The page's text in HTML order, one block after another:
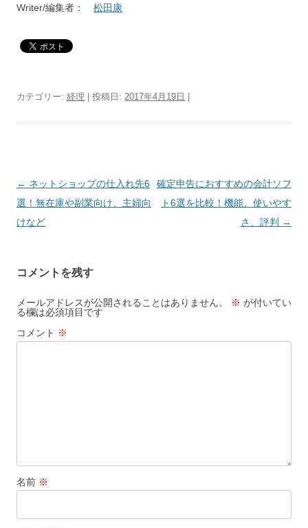
Writer/編集者： 松田康
カテゴリー: 経理 | 投稿日: 2017年4月19日
投
稿
ナ
ー
シ
ョ
ン
← ネットショップの仕入れ先6
選！無在庫や副業向け、主婦向
けなど
確定申告におすすめの会計ソフ
ト6選を比較！機能、使いやす
さ、評判 →
コメントを残す
メールアドレスが公開されることはありません。 ※ が付いてい
る欄は必須項目です
コメント ※
名前 ※